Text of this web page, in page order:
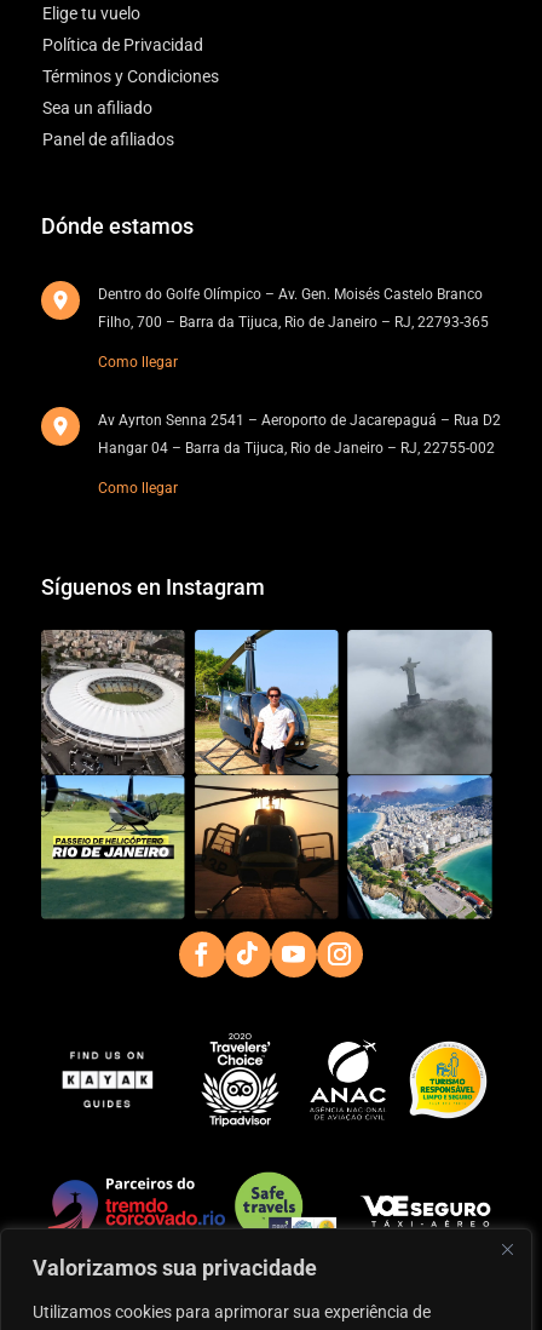
Valorizamos sua privacidade
Utilizamos cookies para aprimorar sua experiência de
Elige tu vuelo
Política de Privacidad
Términos y Condiciones
Sea un afiliado
Panel de afiliados
Dónde estamos
Dentro do Golfe Olímpico – Av. Gen. Moisés Castelo Branco
Filho, 700 – Barra da Tijuca, Rio de Janeiro – RJ, 22793-365
Como llegar
Av Ayrton Senna 2541 – Aeroporto de Jacarepaguá – Rua D2
Hangar 04 – Barra da Tijuca, Rio de Janeiro – RJ, 22755-002
Como llegar
Síguenos en Instagram